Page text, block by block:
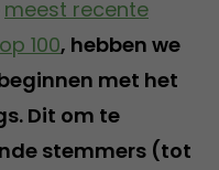
meest recente
100, hebben we
met het
Dit om te
stemmers (tot